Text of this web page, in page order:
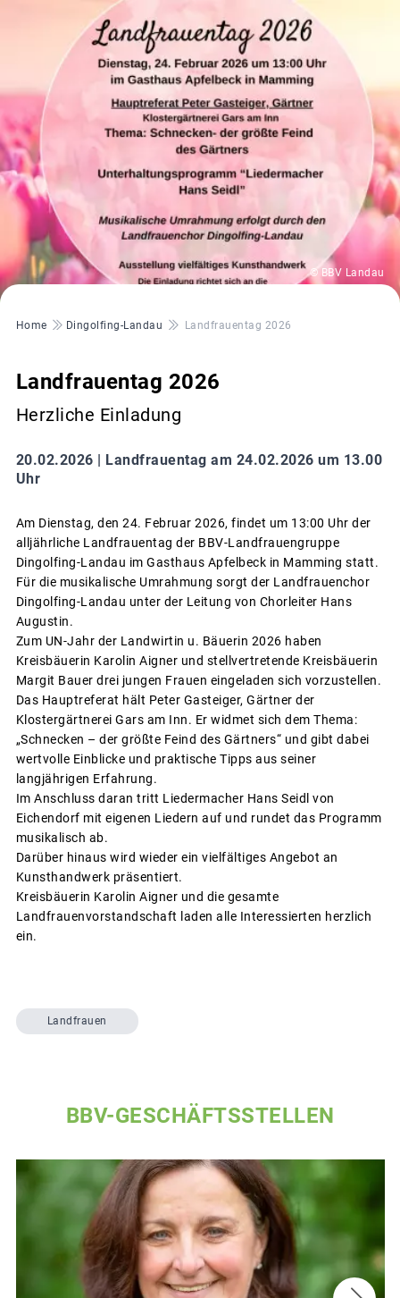
© BBV Landau
Pfadnavigation
Home Dingolfing-Landau Landfrauentag 2026
Landfrauentag 2026
Herzliche Einladung
20.02.2026 | Landfrauentag am 24.02.2026 um 13.00
Uhr
Am Dienstag, den 24. Februar 2026, findet um 13:00 Uhr der
alljährliche Landfrauentag der BBV-Landfrauengruppe
Dingolfing-Landau im Gasthaus Apfelbeck in Mamming statt.
Für die musikalische Umrahmung sorgt der Landfrauenchor
Dingolfing-Landau unter der Leitung von Chorleiter Hans
Augustin.
Zum UN-Jahr der Landwirtin u. Bäuerin 2026 haben
Kreisbäuerin Karolin Aigner und stellvertretende Kreisbäuerin
Margit Bauer drei jungen Frauen eingeladen sich vorzustellen.
Das Hauptreferat hält Peter Gasteiger, Gärtner der
Klostergärtnerei Gars am Inn. Er widmet sich dem Thema:
„Schnecken – der größte Feind des Gärtners“ und gibt dabei
wertvolle Einblicke und praktische Tipps aus seiner
langjährigen Erfahrung.
Im Anschluss daran tritt Liedermacher Hans Seidl von
Eichendorf mit eigenen Liedern auf und rundet das Programm
musikalisch ab.
Darüber hinaus wird wieder ein vielfältiges Angebot an
Kunsthandwerk präsentiert.
Kreisbäuerin Karolin Aigner und die gesamte
Landfrauenvorstandschaft laden alle Interessierten herzlich
ein.
Landfrauen
BBV-GESCHÄFTSSTELLEN